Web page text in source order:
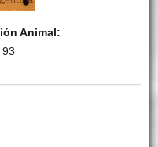
Animal: